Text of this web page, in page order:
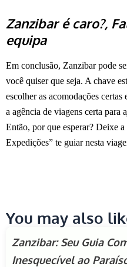
Zanzibar é caro?,
equipa
Em conclusão, Zanzibar pode
você quiser que seja. A chave
escolher as acomodações
a agência de viagens certa para
Então, por que esperar? Deixe
Expedições” te guiar nesta
You may also
Zanzibar: Seu Guia
Inesquecível ao